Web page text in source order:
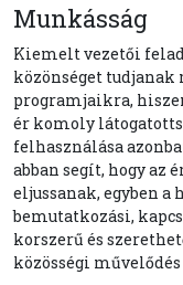
Munkásság
Kiemelt vezetői
közönséget
programjaikra,
ér komoly
felhasználása
abban segít, hogy az
eljussanak, egyben
bemutatkozási,
korszerű és
közösségi